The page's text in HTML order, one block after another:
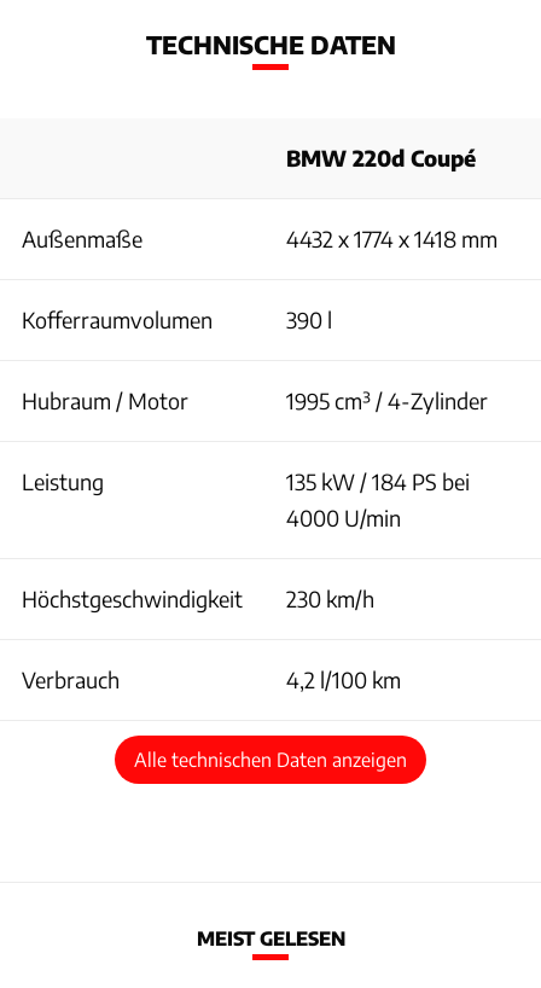
TECHNISCHE DATEN
BMW 220d Coupé
Außenmaße 4432 x 1774 x 1418 mm
Kofferraumvolumen 390 l
Hubraum / Motor 1995 cm³ / 4-Zylinder
Leistung
135 kW / 184 PS bei
4000 U/min
Höchstgeschwindigkeit 230 km/h
Verbrauch 4,2 l/100 km
Alle technischen Daten anzeigen
MEIST GELESEN